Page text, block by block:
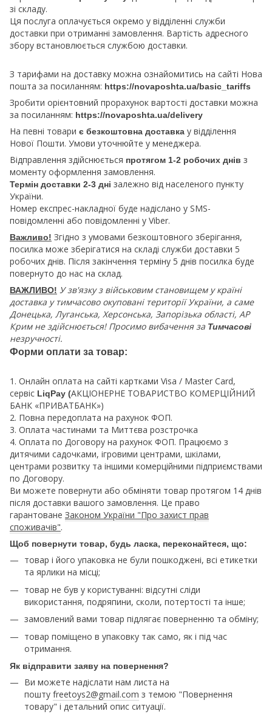
зі складу.
Ця послуга оплачується окремо у відділенні служби
доставки при отриманні замовлення. Вартість адресного
збору встановлюється службою доставки.
З тарифами на доставку можна ознайомитись на сайті Нова
пошта за посиланням: https://novaposhta.ua/basic_tariffs
Зробити орієнтовний прорахунок вартості доставки можна
за посиланням: https://novaposhta.ua/delivery
На певні товари є безкоштовна доставка у відділення
Нової Пошти. Умови уточнюйте у менеджера.
Відправлення здійснюється протягом 1-2 робочих днів з
моменту оформлення замовлення.
Термін доставки 2-3 дні залежно від населеного пункту
України.
Номер експрес-накладної буде надіслано у SMS-
повідомленні або повідомленні у Viber.
Важливо! Згідно з умовами безкоштовного зберігання,
посилка може зберігатися на складі служби доставки 5
робочих днів. Після закінчення терміну 5 днів посилка буде
повернуто до нас на склад.
ВАЖЛИВО! У зв'язку з військовим становищем у країні
доставка у тимчасово окуповані території України, а саме
Донецька, Луганська, Херсонська, Запорізька області, АР
Крим не здійснюється! Просимо вибачення за Тимчасові
незручності.
Форми оплати за товар:
1. Онлайн оплата на сайті картками Visa / Master Card,
сервіс LiqPay (АКЦІОНЕРНЕ ТОВАРИСТВО КОМЕРЦІЙНИЙ
БАНК «ПРИВАТБАНК»)
2. Повна передоплата на рахунок ФОП.
3. Оплата частинами та Миттєва розстрочка
4. Оплата по Договору на рахунок ФОП. Працюємо з
дитячими садочками, ігровими центрами, шкілами,
центрами розвитку та іншими комерційними підприємствами
по Договору.
Ви можете повернути або обміняти товар протягом 14 днів
після доставки вашого замовлення. Це право
гарантоване Законом України "Про захист прав
споживачів".
Щоб повернути товар, будь ласка, переконайтеся, що:
товар і його упаковка не були пошкоджені, всі етикетки
та ярлики на місці;
товар не був у користуванні: відсутні сліди
використання, подряпини, сколи, потертості та інше;
замовлений вами товар підлягає поверненню та обміну;
товар поміщено в упаковку так само, як і під час
отримання.
Як відправити заяву на повернення?
Ви можете надіслати нам листа на
пошту freetoys2@gmail.com з темою "Повернення
товару" і детальний опис ситуації.